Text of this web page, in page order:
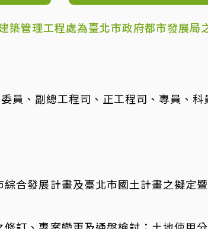
築管理工程處為臺北市政府都市發展局
員、副總工程司、正工程司、專員、科
合發展計畫及臺北市國土計畫之擬定